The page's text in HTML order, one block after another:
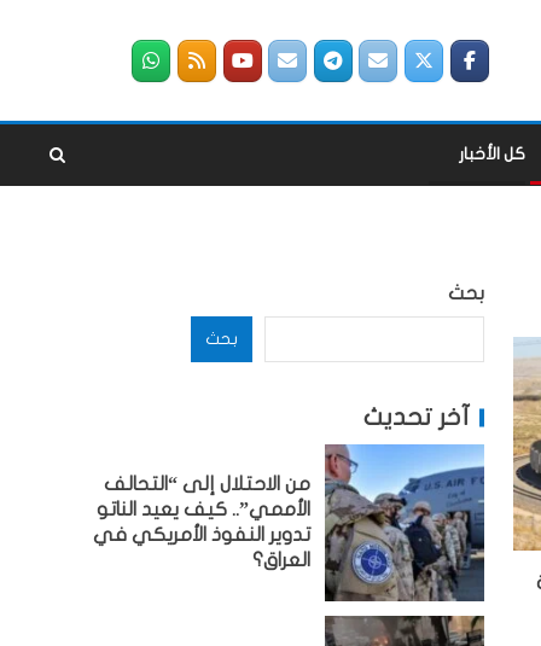
كل الأخبار
بحث
بحث
آخر تحديث
من الاحتلال إلى “التحالف
الأممي”.. كيف يعيد الناتو
تدوير النفوذ الأمريكي في
العراق؟